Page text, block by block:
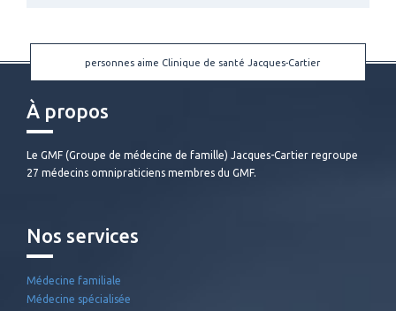
personnes aime Clinique de santé Jacques-Cartier
À propos
Le GMF (Groupe de médecine de famille) Jacques-Cartier regroupe
27 médecins omnipraticiens membres du GMF.
Nos services
Médecine familiale
Médecine spécialisée